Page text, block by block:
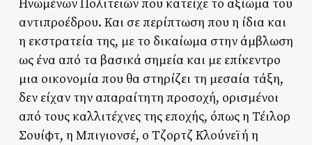
Ηνωμένων Πολιτειών που κατείχε το αξίωμα του
αντιπροέδρου. Και σε περίπτωση που η ίδια και
η εκστρατεία της, με το δικαίωμα στην άμβλωση
ως ένα από τα βασικά σημεία και με επίκεντρο
μια οικονομία που θα στηρίζει τη μεσαία τάξη,
δεν είχαν την απαραίτητη προσοχή, ορισμένοι
από τους καλλιτέχνες της εποχής, όπως η Τέιλορ
Σουίφτ, η Μπιγιονσέ, ο Τζορτζ Κλούνεϊ ή η